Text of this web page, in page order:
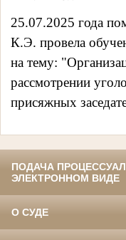
25.07.2025 года
К.Э. провела
на тему:
рассмотрении
присяжных
ПОДАЧА
ЭЛЕКТРОННОМ ВИДЕ
О СУДЕ